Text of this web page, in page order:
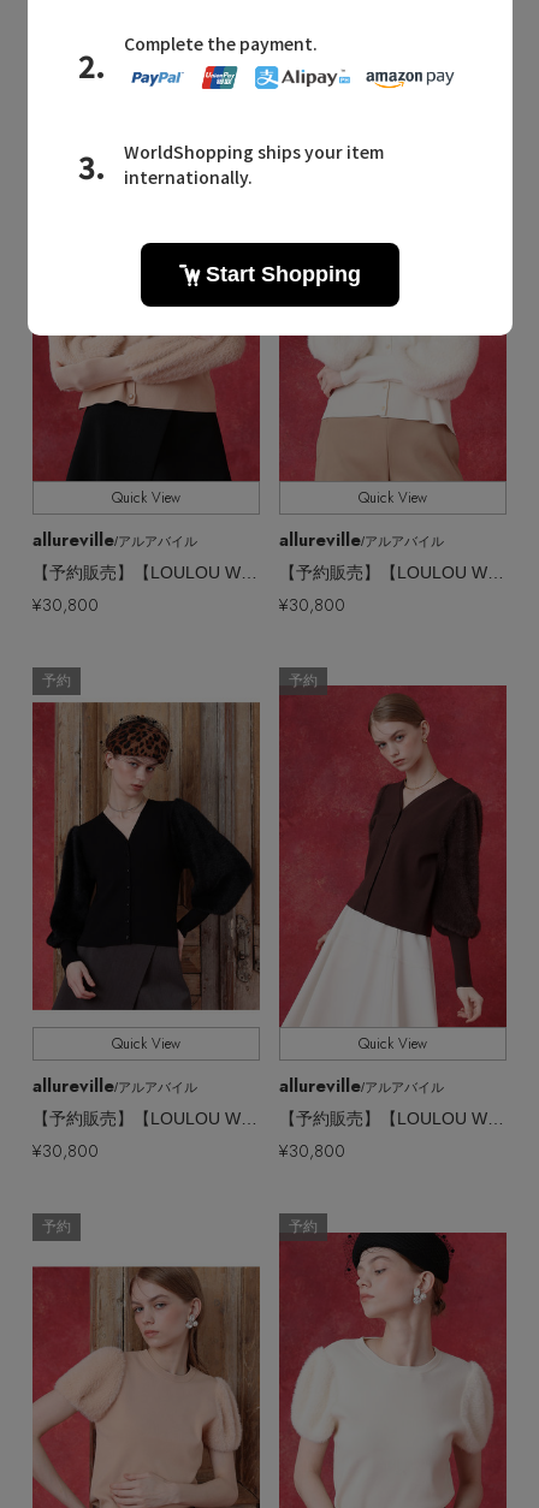
¥38,500
¥38,500 残りわずか
Quick View
allureville/アルアバイル
【予約販売】【LOULOU WILLOUGHBY】ファースリーブカーディガン
¥30,800
Quick View
allureville/アルアバイル
【予約販売】【LOULOU WILLOUGHBY】ファースリーブカーディガン
¥30,800
予約
Quick View
allureville/アルアバイル
【予約販売】【LOULOU WILLOUGHBY】ファースリーブカーディガン
¥30,800
予約
Quick View
allureville/アルアバイル
【予約販売】【LOULOU WILLOUGHBY】ファースリーブカーディガン
¥30,800
予約
予約